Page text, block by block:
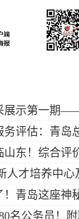
展示第一期
青岛这座神
名公务员！